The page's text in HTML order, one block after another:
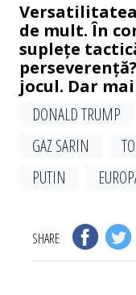
de mult. În
suplețe
jocul. Dar
DONALD TRUMP
GAZ SARIN
PUTIN
SHARE